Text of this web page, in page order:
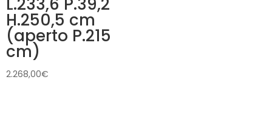
L.233,6 P.39,2
H.250,5 cm
(aperto P.215
cm)
2.268,00€